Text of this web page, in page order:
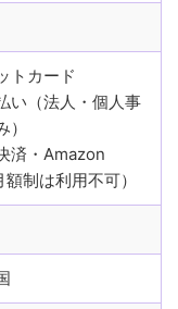
トカード
い（法人・個人事
済・Amazon
制は利用不可）